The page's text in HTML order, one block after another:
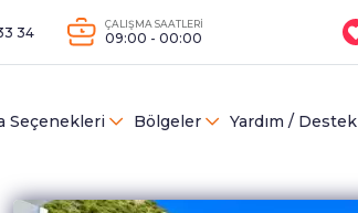
34 ÇALIŞMA SAATLERİ
09:00 - 00:00
Seçenekleri Bölgeler Yardım / Destek